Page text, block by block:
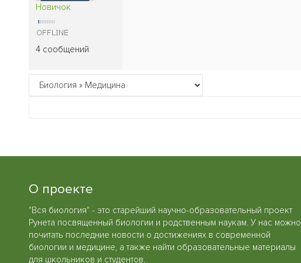
Новичок
4 сообщений
О проекте
"Вся биология" - это старейший научно-образовательный проект
Рунета посвященный биологии и родственным наукам. У нас можно
почитать последние новости о достижениях в современной
биологии и медицине, а также найти образовательные материалы
для школьников и студентов.